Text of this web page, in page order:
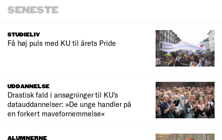
SENESTE
STUDIELIV
Få høj puls med KU til årets Pride
UDDANNELSE
Drastisk fald i ansøgninger til KU's
datauddannelser: »De unge handler på
en forkert mavefornemmelse«
ALUMNERNE